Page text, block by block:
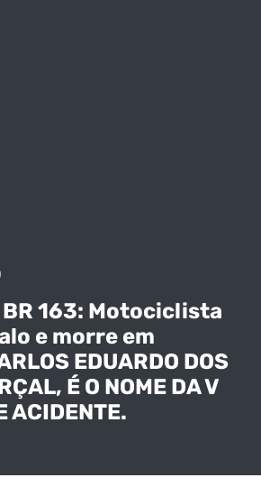
163: Motociclista
e morre em
EDUARDO DOS
É O NOME DA V
ACIDENTE.
Veja o
pistoleiros